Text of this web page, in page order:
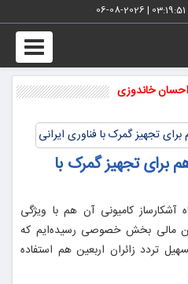
03:19:51
|
2026-08-06
Toggle
خاندوزی
برای تجهیز گمرک با
گفت: به ۲۸ دستگاه آشکارساز کامیونی آن هم با ویژگی
مالی بخش خصوصی رسیده‌ایم که
تردد زائران اربعین هم استفاده